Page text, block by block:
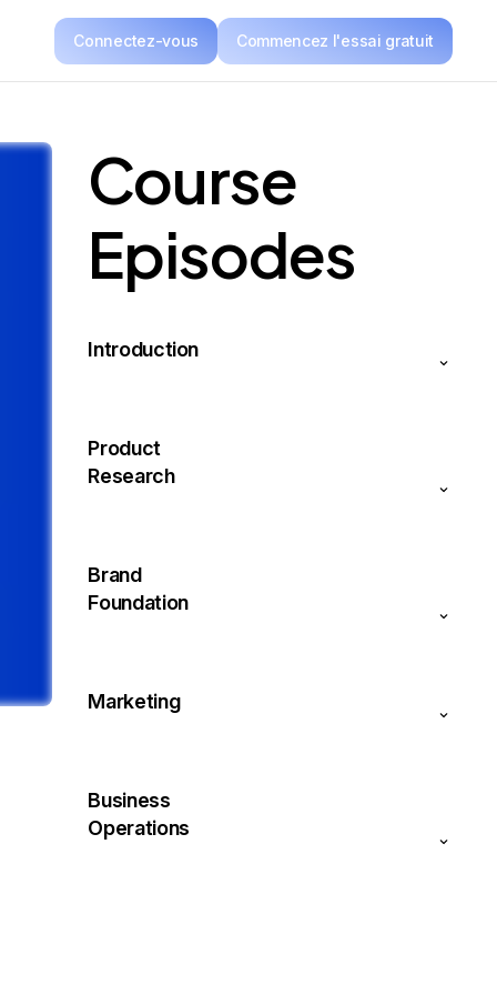
Connectez-vous Commencez l'essai gratuit
Course
Episodes
Introduction
Product
Research
Brand
Foundation
Marketing
Business
Operations